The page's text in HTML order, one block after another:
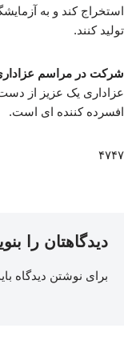
استخراج کند و به
تولید کنند.
شرکت در مراسم
عزاداری یک عزیز از
افسرده کننده ای است.
۴۷۴۷
دیدگاهتان را
برای نوشتن دیدگاه